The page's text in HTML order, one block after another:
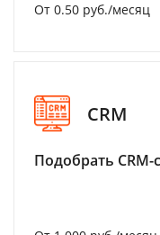
От 0.50 руб./месяц
CRM
Подобрать